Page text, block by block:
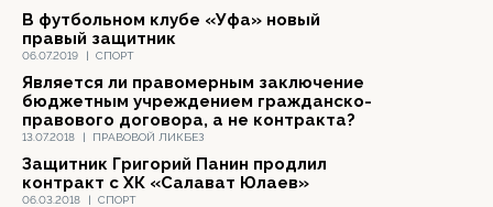
06.07.2019 | СПОРТ
В футбольном клубе «Уфа» новый
правый защитник
13.07.2018 | ПРАВОВОЙ ЛИКБЕЗ
Является ли правомерным заключение
бюджетным учреждением гражданско-
правового договора, а не контракта?
06.03.2018 | СПОРТ
Защитник Григорий Панин продлил
контракт с ХК «Салават Юлаев»